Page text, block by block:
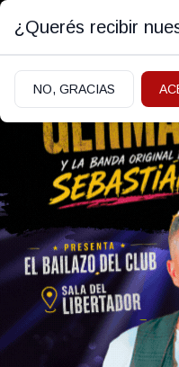
Farándula
¡LA MATÓ! | 08/04/
Jimena
fuerte de
Maradona:
¿Querés recibir
NO, GRACIAS